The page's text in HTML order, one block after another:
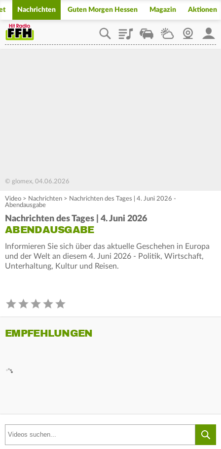
Nachrichten Guten Morgen Hessen Magazin Aktionen
PlaylistStaupilotWetterWebcam
© glomex, 04.06.2026
Video > Nachrichten > Nachrichten des Tages | 4. Juni 2026 -
Abendausgabe
Nachrichten des Tages | 4. Juni 2026
ABENDAUSGABE
Informieren Sie sich über das aktuelle Geschehen in Europa
und der Welt an diesem 4. Juni 2026 - Politik, Wirtschaft,
Unterhaltung, Kultur und Reisen.
EMPFEHLUNGEN